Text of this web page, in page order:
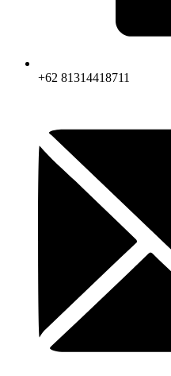
+62 81314418711